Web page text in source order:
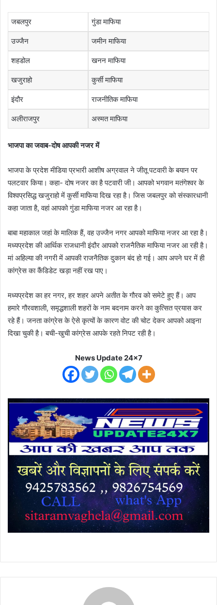
जबलपुर गुंडा माफिया
उज्जैन जमीन माफिया
शहडोल खनन माफिया
खजुराहो कुर्सी माफिया
इंदौर राजनीतिक माफिया
अलीराजपुर अस्मत माफिया
भाजपा का जवाब-दोष आपकी नजर में
भाजपा के प्रदेश मीडिया प्रभारी आशीष अग्रवाल ने जीतू पटवारी के बयान पर
पलटवार किया। कहा- दोष नजर का है पटवारी जी। आपको भगवान मतंगेश्वर के
विश्वप्रसिद्ध खजुराहो में कुर्सी माफिया दिख रहा है। जिस जबलपुर को संस्कारधानी
कहा जाता है, वहां आपको गुंडा माफिया नजर आ रहा है।
बाबा महाकाल जहां के मालिक हैं, वह उज्जैन नगर आपको माफिया नजर आ रहा है।
मध्यप्रदेश की आर्थिक राजधानी इंदौर आपको राजनैतिक माफिया नजर आ रही है।
मां अहिल्या की नगरी में आपकी राजनैतिक दुकान बंद हो गई। आप अपने घर में ही
कांग्रेस का कैंडिडेट खड़ा नहीं रख पाए।
मध्यप्रदेश का हर नगर, हर शहर अपने अतीत के गौरव को समेटे हुए हैं। आप
हमारे गौरवशाली, समृद्धशाली शहरों के नाम बदनाम करने का कुत्सित प्रयास कर
रहे हैं। जनता कांग्रेस के ऐसे कृत्यों के कारण वोट की चोट देकर आपको आइना
दिखा चुकी है। बची-खुची कांग्रेस आपके रहते निपट रही है।
News Update 24x7